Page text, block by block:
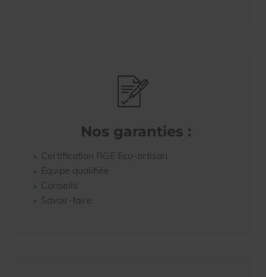
Nos garanties :
Certification RGE Eco-artisan
Équipe qualifiée
Conseils
Savoir-faire